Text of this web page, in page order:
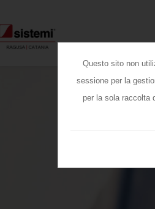
Questo sito non
sessione per la
per la sola raccolta